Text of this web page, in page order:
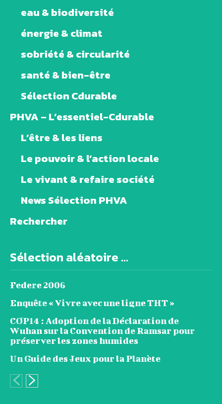
eau & biodiversité
énergie & climat
sobriété & circularité
santé & bien-être
Sélection Cdurable
PHVA – L’essentiel-Cdurable
L’être & les liens
Le pouvoir & l’action locale
Le vivant & refaire société
News Sélection PHVA
Rechercher
Sélection aléatoire ...
Federe 2006
Enquête « Vivre avec une ligne THT »
COP14 : Adoption de la Déclaration de
Wuhan sur la Convention de Ramsar pour
préserver les zones humides
Un Guide des Jeux pour la Planète